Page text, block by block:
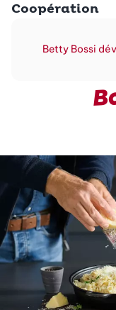
Coopération
Betty Bossi